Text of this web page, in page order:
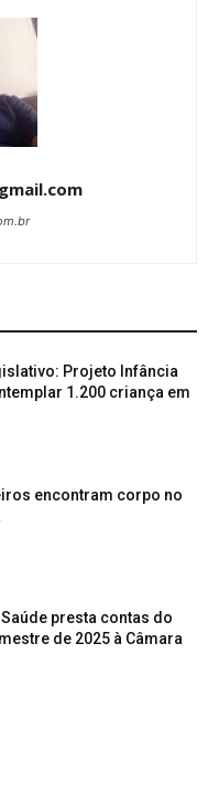
Projeto Infância
1.200 criança em
encontram corpo no
presta contas do
de 2025 à Câmara